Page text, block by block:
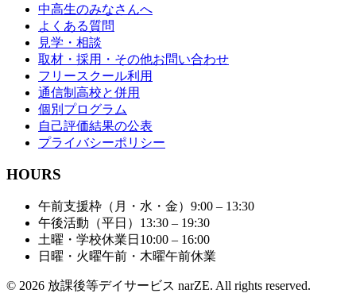
中高生のみなさんへ
よくある質問
見学・相談
取材・採用・その他お問い合わせ
フリースクール利用
通信制高校と併用
個別プログラム
自己評価結果の公表
プライバシーポリシー
HOURS
午前支援枠（月・水・金） 9:00 – 13:30
午後活動（平日） 13:30 – 19:30
土曜・学校休業日 10:00 – 16:00
日曜・火曜午前・木曜午前休業
© 2026 放課後等デイサービス narZE. All rights reserved.